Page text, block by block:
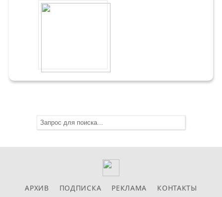
АРХИВ ПОДПИСКА РЕКЛАМА КОНТАКТЫ